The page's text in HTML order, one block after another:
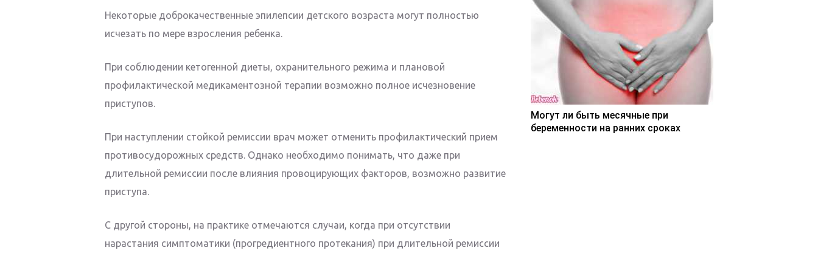
Некоторые доброкачественные эпилепсии детского возраста могут полностью
исчезать по мере взросления ребенка.
При соблюдении кетогенной диеты, охранительного режима и плановой
профилактической медикаментозной терапии возможно полное исчезновение
приступов.
При наступлении стойкой ремиссии врач может отменить профилактический прием
противосудорожных средств. Однако необходимо понимать, что даже при
длительной ремиссии после влияния провоцирующих факторов, возможно развитие
приступа.
С другой стороны, на практике отмечаются случаи, когда при отсутствии
нарастания симптоматики (прогредиентного протекания) при длительной ремиссии
Могут ли быть месячные при
беременности на ранних сроках